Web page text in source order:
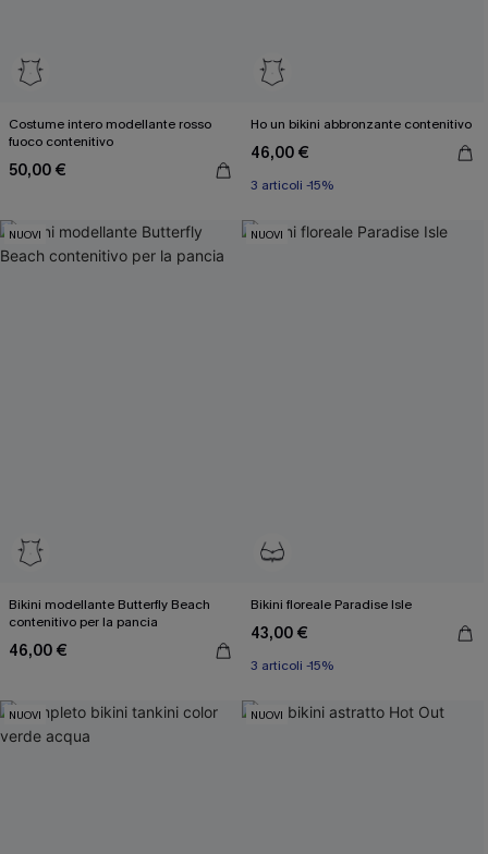
Costume intero modellante rosso
fuoco contenitivo
50,00 €
Ho un bikini abbronzante contenitivo
46,00 €
3 articoli -15%
NUOVI
Bikini modellante Butterfly Beach
contenitivo per la pancia
46,00 €
NUOVI
Bikini floreale Paradise Isle
43,00 €
3 articoli -15%
NUOVI NUOVI